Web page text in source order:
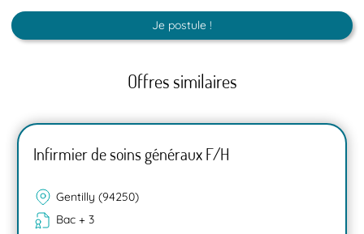
Je postule !
Offres similaires
Infirmier de soins généraux F/H
Gentilly (94250)
Bac + 3